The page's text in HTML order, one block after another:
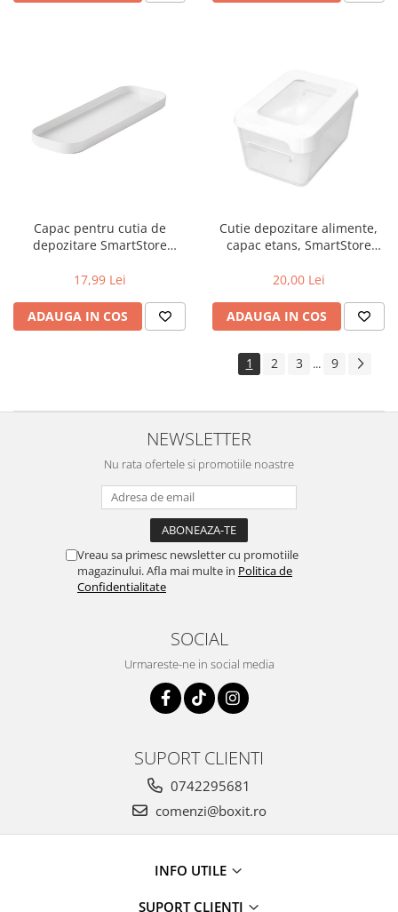
Capac pentru cutia de
depozitare SmartStore
28.9x9.8x1.9 cm
17,99 Lei
ADAUGA IN COS
Cutie depozitare alimente,
capac etans, SmartStore
fara BPA, transparenta, 0.45L
20,00 Lei
ADAUGA IN COS
1 2 3 ... 9
NEWSLETTER
Nu rata ofertele si promotiile noastre
Vreau sa primesc newsletter cu promotiile
magazinului. Afla mai multe in Politica de
Confidentialitate
SOCIAL
Urmareste-ne in social media
SUPORT CLIENTI
0742295681
comenzi@boxit.ro
INFO UTILE
SUPORT CLIENTI